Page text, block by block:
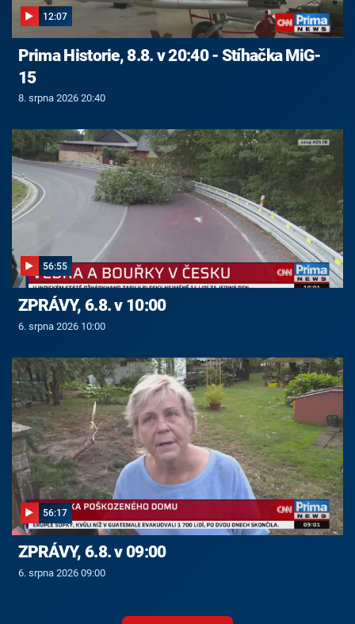
12:07
Prima Historie, 8.8. v 20:40 - Stíhačka MiG-
15
8. srpna 2026 20:40
56:55
ZPRÁVY, 6.8. v 10:00
6. srpna 2026 10:00
56:17
ZPRÁVY, 6.8. v 09:00
6. srpna 2026 09:00